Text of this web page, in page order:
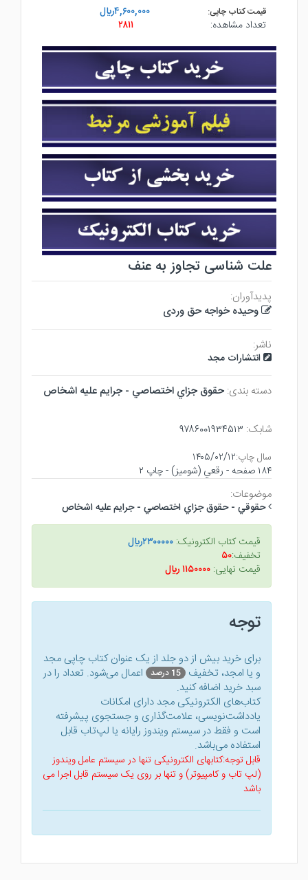
قیمت کتاب چاپی:
۴,۶۰۰,۰۰۰ريال
تعداد مشاهده:
۲۸۱۱
علت شناسی تجاوز به عنف
پدیدآوران:
وحیده خواجه حق وردی
ناشر:
انتشارات مجد
دسته بندی: حقوق جزاي اختصاصي - جرايم عليه اشخاص
شابک: ۹۷۸۶۰۰۱۹۳۴۵۱۳
سال چاپ:۱۴۰۵/۰۲/۱۲
۱۸۴ صفحه - رقعي (شوميز) - چاپ ۲
موضوعات:
حقوقي - حقوق جزاي اختصاصي - جرايم عليه اشخاص
قیمت کتاب الکترونیک: ۲۳۰۰۰۰۰ريال
تخفیف:۵۰
قیمت نهایی: ۱۱۵۰۰۰۰ ريال
توجه
برای خرید بیش از دو جلد از یک عنوان کتاب‌ چاپی مجد
و یا امجد، تخفیف 15 درصد
اعمال می‌شود. تعداد را در
سبد خرید اضافه کنید.
کتاب‌های الکترونیکی مجد دارای امکانات
یادداشت‌نویسی، علامت‌گذاری و جستجوی پیشرفته
است و فقط در سیستم ویندوز رایانه یا لپ‌تاب قابل
استفاده می‌باشد.
قابل توجه:کتابهای الکترونیکی تنها در سیستم عامل ویندوز
(لپ تاب و کامپیوتر) و تنها بر روی یک سیستم قابل اجرا می
باشد